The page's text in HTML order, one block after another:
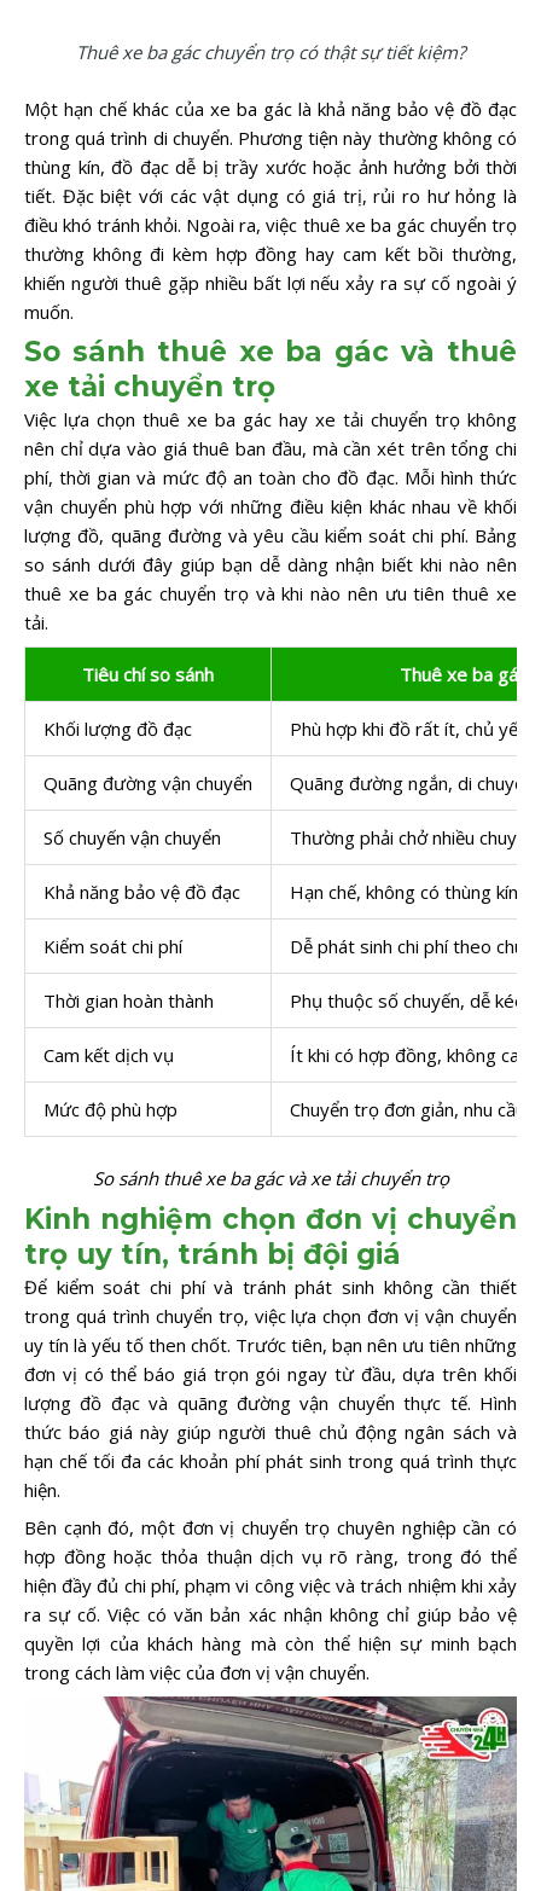
Thuê xe ba gác chuyển trọ có thật sự tiết kiệm?
Một hạn chế khác của xe ba gác là khả năng bảo vệ đồ đạc
trong quá trình di chuyển. Phương tiện này thường không có
thùng kín, đồ đạc dễ bị trầy xước hoặc ảnh hưởng bởi thời
tiết. Đặc biệt với các vật dụng có giá trị, rủi ro hư hỏng là
điều khó tránh khỏi. Ngoài ra, việc thuê xe ba gác chuyển trọ
thường không đi kèm hợp đồng hay cam kết bồi thường,
khiến người thuê gặp nhiều bất lợi nếu xảy ra sự cố ngoài ý
muốn.
So sánh thuê xe ba gác và thuê
xe tải chuyển trọ
Việc lựa chọn thuê xe ba gác hay xe tải chuyển trọ không
nên chỉ dựa vào giá thuê ban đầu, mà cần xét trên tổng chi
phí, thời gian và mức độ an toàn cho đồ đạc. Mỗi hình thức
vận chuyển phù hợp với những điều kiện khác nhau về khối
lượng đồ, quãng đường và yêu cầu kiểm soát chi phí. Bảng
so sánh dưới đây giúp bạn dễ dàng nhận biết khi nào nên
thuê xe ba gác chuyển trọ và khi nào nên ưu tiên thuê xe
tải.
Tiêu chí so sánh Thuê xe ba gác
Khối lượng đồ đạc Phù hợp khi đồ rất ít, chủ yếu
Quãng đường vận chuyển Quãng đường ngắn, di
Số chuyến vận chuyển Thường phải chở nhiều
Khả năng bảo vệ đồ đạc Hạn chế, không có thùng kín
Kiểm soát chi phí Dễ phát sinh chi phí theo
Thời gian hoàn thành Phụ thuộc số chuyến, dễ kéo
Cam kết dịch vụ Ít khi có hợp đồng, không
Mức độ phù hợp Chuyển trọ đơn giản, nhu cầu
So sánh thuê xe ba gác và xe tải chuyển trọ
Kinh nghiệm chọn đơn vị chuyển
trọ uy tín, tránh bị đội giá
Để kiểm soát chi phí và tránh phát sinh không cần thiết
trong quá trình chuyển trọ, việc lựa chọn đơn vị vận chuyển
uy tín là yếu tố then chốt. Trước tiên, bạn nên ưu tiên những
đơn vị có thể báo giá trọn gói ngay từ đầu, dựa trên khối
lượng đồ đạc và quãng đường vận chuyển thực tế. Hình
thức báo giá này giúp người thuê chủ động ngân sách và
hạn chế tối đa các khoản phí phát sinh trong quá trình thực
hiện.
Bên cạnh đó, một đơn vị chuyển trọ chuyên nghiệp cần có
hợp đồng hoặc thỏa thuận dịch vụ rõ ràng, trong đó thể
hiện đầy đủ chi phí, phạm vi công việc và trách nhiệm khi xảy
ra sự cố. Việc có văn bản xác nhận không chỉ giúp bảo vệ
quyền lợi của khách hàng mà còn thể hiện sự minh bạch
trong cách làm việc của đơn vị vận chuyển.